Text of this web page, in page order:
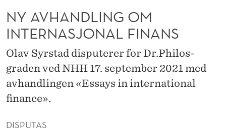
N
G
O
M
DISPUTAS
NY AVHANDLING OM
INTERNASJONAL FINANS
Olav Syrstad disputerer for Dr.Philos-
graden ved NHH 17. september 2021 med
avhandlingen «Essays in international
finance».